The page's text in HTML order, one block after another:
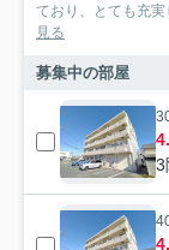
ており、とても充
見る
募集中の部屋
3